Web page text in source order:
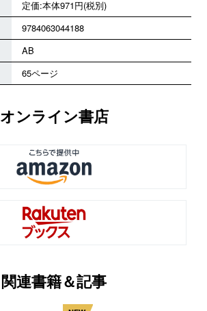
定価:本体971円(税別)
9784063044188
AB
65ページ
オンライン書店
関連書籍＆記事